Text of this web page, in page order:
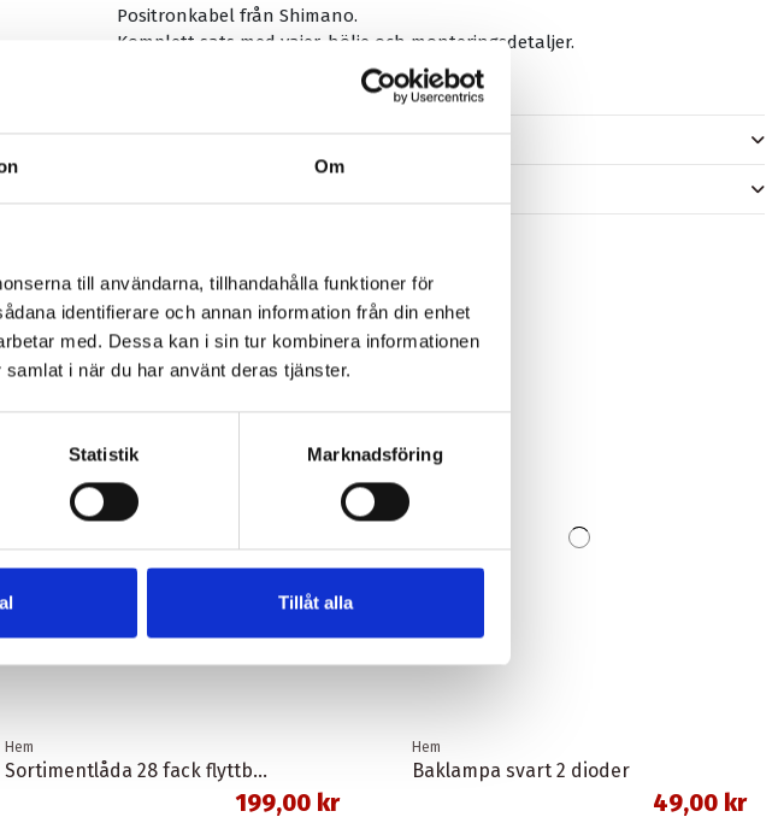
Om
till användarna, tillhandahålla funktioner för
identifierare och annan information från din enhet
med. Dessa kan i sin tur kombinera informationen
i när du har använt deras tjänster.
Statistik Marknadsföring
Tillåt alla
Positronkabel från Shimano.
Komplett sats med vajer, hölje och monteringsdetaljer.
Produktdetaljer
Hem
Sortimentlåda 28 fack flyttbara mellanväggar
199,00 kr
Hem
Baklampa svart 2 dioder
49,00 kr